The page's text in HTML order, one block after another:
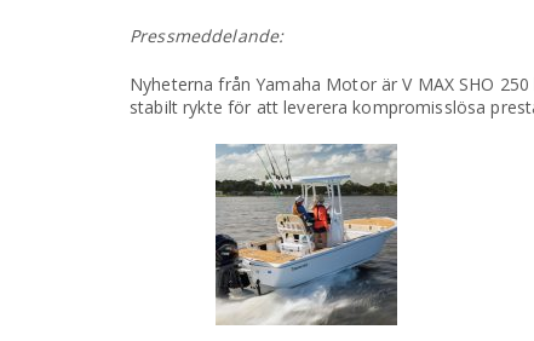
Pressmeddelande:
Nyheterna från Yamaha Motor är V MAX SHO
stabilt rykte för att leverera kompromisslösa